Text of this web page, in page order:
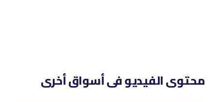
محتوى الفيديو فى أسواق أخرى